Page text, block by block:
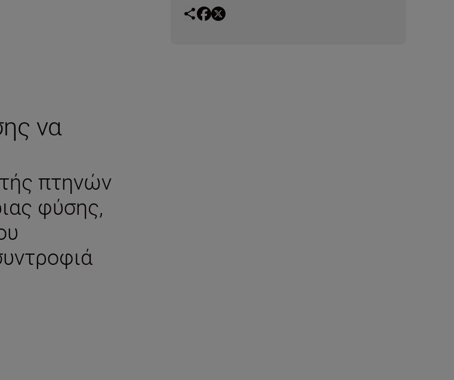
να
πτηνών
φύσης,